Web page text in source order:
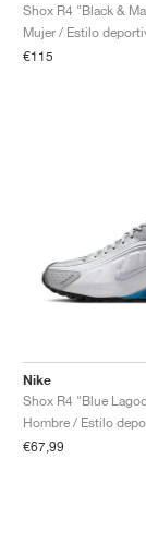
Shox R4 "Black &
Mujer / Estilo
€115
Nike
Shox R4 "Blue
Hombre / Estilo
€67,99